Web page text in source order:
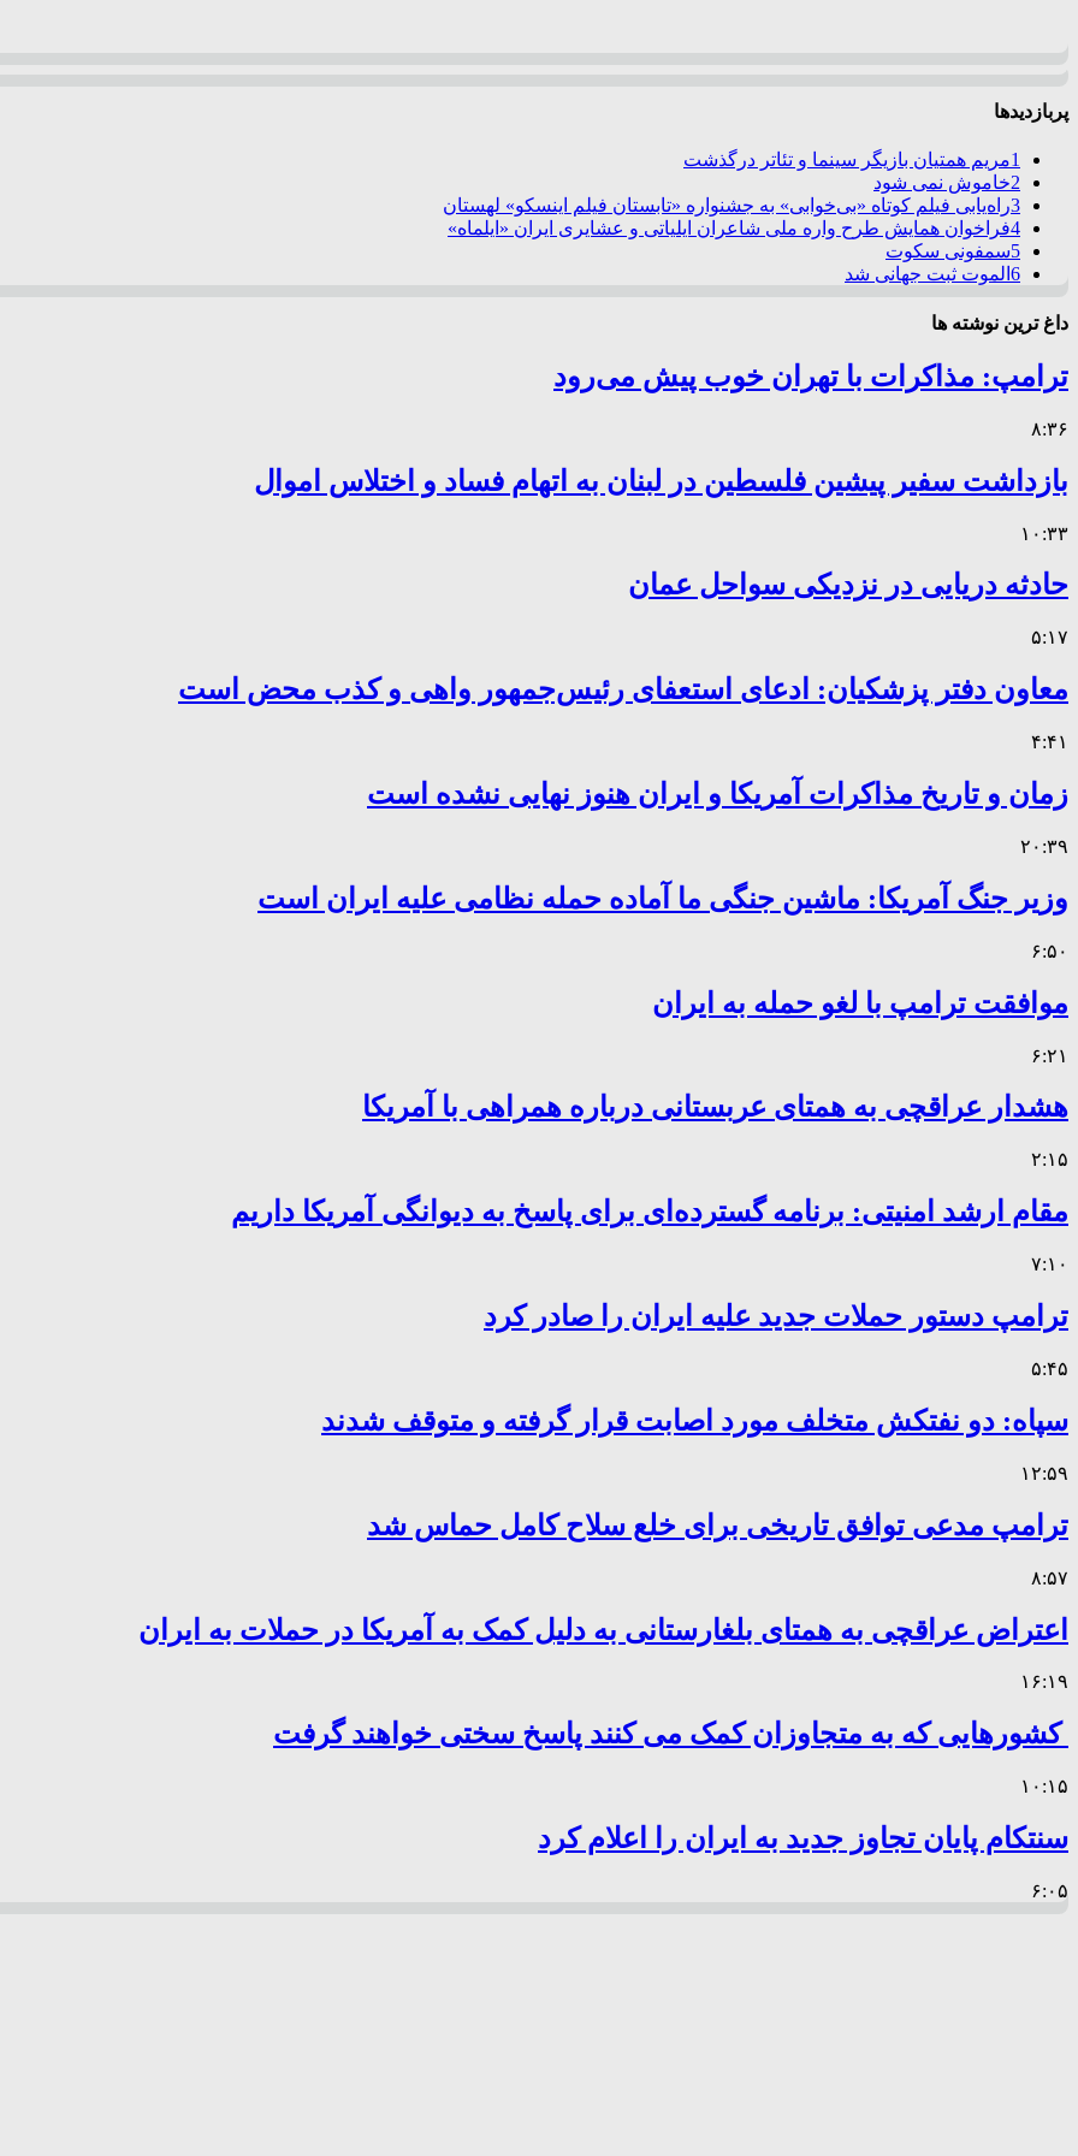
پربازدیدها
1مریم همتیان بازیگر سینما و تئاتر درگذشت
2خاموش نمی شود
3راه‌یابی فیلم کوتاه «بی‌خوابی» به جشنواره «تابستان فیلم اینسکو» لهستان
4فراخوان همایش طرح واره ملی شاعران ایلیاتی و عشایری ایران «ایلماه»
5سمفونی سکوت
6 الموت ثبت جهانی شد
داغ ترین نوشته ها
ترامپ: مذاکرات با تهران خوب پیش می‌رود
۸:۳۶
بازداشت سفیر پیشین فلسطین در لبنان به اتهام فساد و اختلاس اموال
۱۰:۳۳
حادثه دریایی در نزدیکی سواحل عمان
۵:۱۷
معاون دفتر پزشکیان: ادعای استعفای رئیس‌جمهور واهی و کذب محض است
۴:۴۱
زمان و تاریخ مذاکرات آمریکا و ایران هنوز نهایی نشده است
۲۰:۳۹
وزیر جنگ آمریکا: ماشین جنگی ما آماده حمله نظامی علیه ایران است
۶:۵۰
موافقت ترامپ با لغو حمله به ایران
۶:۲۱
هشدار عراقچی به همتای عربستانی درباره همراهی با آمریکا
۲:۱۵
مقام ارشد امنیتی: برنامه گسترده‌ای برای پاسخ به دیوانگی آمریکا داریم
۷:۱۰
ترامپ دستور حملات جدید علیه ایران را صادر کرد
۵:۴۵
سپاه: دو نفتکش متخلف مورد اصابت قرار گرفته و متوقف شدند
۱۲:۵۹
ترامپ مدعی توافق تاریخی برای خلع سلاح کامل حماس شد
۸:۵۷
اعتراض عراقچی به همتای بلغارستانی به دلیل کمک به آمریکا در حملات به ایران
۱۶:۱۹
کشورهایی که به متجاوزان کمک می کنند پاسخ سختی خواهند گرفت
۱۰:۱۵
سنتکام پایان تجاوز جدید به ایران را اعلام کرد
۶:۰۵